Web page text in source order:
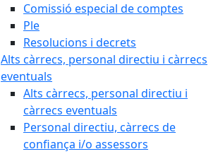
Comissió especial de comptes
Ple
Resolucions i decrets
Alts càrrecs, personal directiu i càrrecs
eventuals
Alts càrrecs, personal directiu i
càrrecs eventuals
Personal directiu, càrrecs de
confiança i/o assessors